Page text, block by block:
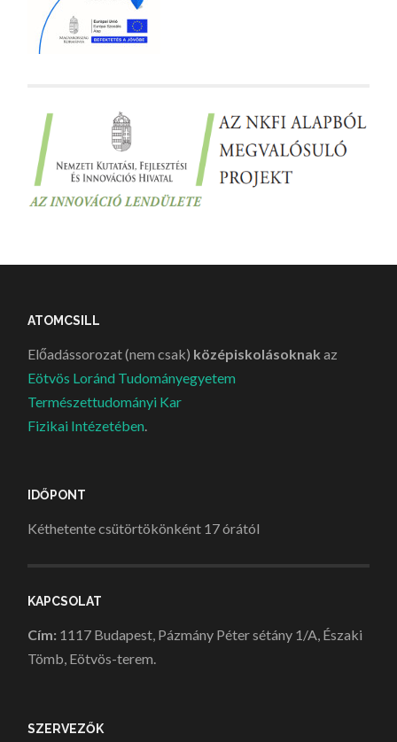
ATOMCSILL
Előadássorozat (nem csak) középiskolásoknak az
Eötvös Loránd Tudományegyetem
Természettudományi Kar
Fizikai Intézetében
IDŐPONT
Kéthetente csütörtökönként 17 órától
KAPCSOLAT
Cím: 1117 Budapest, Pázmány Péter sétány 1/A, Északi
Tömb, Eötvös-terem.
SZERVEZŐK